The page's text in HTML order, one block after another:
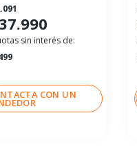
sin interés de:
CON UN